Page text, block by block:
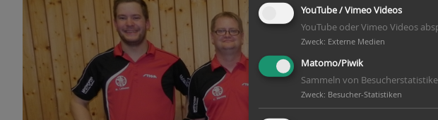
YouTube / Vimeo Videos
YouTube oder Vimeo Videos
Zweck: Externe Medien
Matomo/Piwik
Sammeln von
Zweck: Besucher-Statistiken